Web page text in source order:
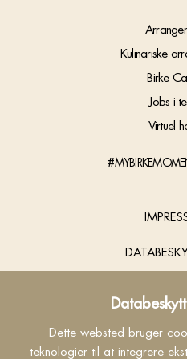
Dette websted bruger
teknologier til at integrere
Kulinariske
Birke
Jobs i
Virtuel